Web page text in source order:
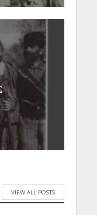
VIEW ALL POSTS